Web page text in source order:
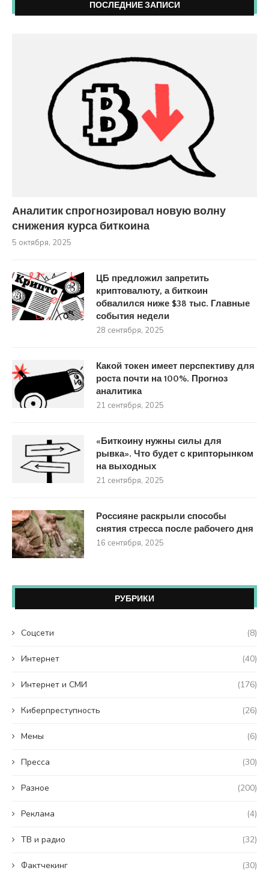
ПОСЛЕДНИЕ ЗАПИСИ
Аналитик спрогнозировал новую волну
снижения курса биткоина
5 октября, 2025
ЦБ предложил запретить
криптовалюту, а биткоин
обвалился ниже $38 тыс. Главные
события недели
28 сентября, 2025
Какой токен имеет перспективу для
роста почти на 100%. Прогноз
аналитика
21 сентября, 2025
«Биткоину нужны силы для
рывка». Что будет с крипторынком
на выходных
21 сентября, 2025
Россияне раскрыли способы
снятия стресса после рабочего дня
16 сентября, 2025
РУБРИКИ
Coцсети (8)
Интернет (40)
Интернет и СМИ (176)
Киберпреступность (26)
Мемы (6)
Пресса (30)
Разное (200)
Реклама (4)
ТВ и радио (32)
Фактчекинг (30)